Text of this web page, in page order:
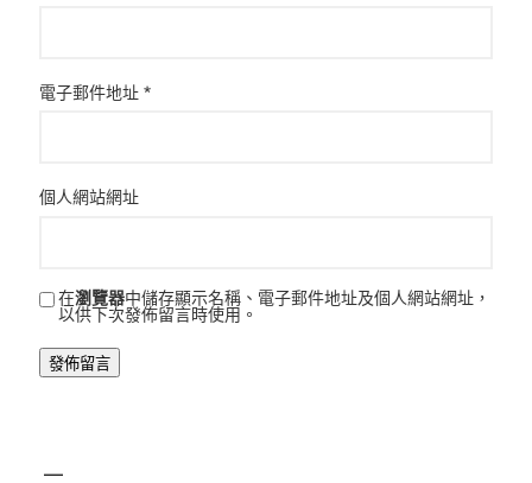
電子郵件地址 *
個人網站網址
在瀏覽器中儲存顯示名稱、電子郵件地址及個人網站網址，
以供下次發佈留言時使用。